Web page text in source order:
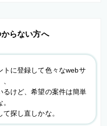
らない方へ
トに登録して色々なwebサ
るけど、希望の案件は簡単
探し直しかな。